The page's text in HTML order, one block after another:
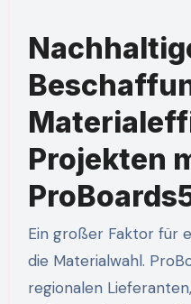
Projekten
Ein großer Faktor für
die Materialwahl.
regionalen